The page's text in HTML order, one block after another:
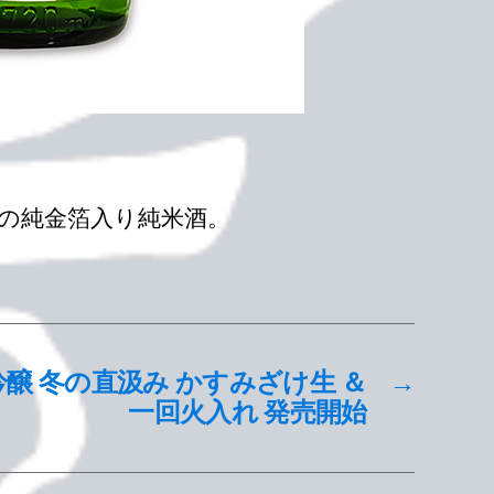
純金箔入り純米酒。
→
冬の直汲み かすみざけ生 ＆
一回火入れ 発売開始